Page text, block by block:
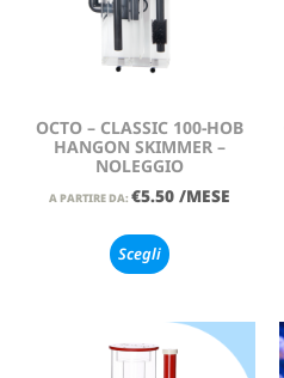
OCTO – CLASSIC 100-HOB
HANGON SKIMMER –
NOLEGGIO
A PARTIRE DA: €5.50 /MESE
Scegli